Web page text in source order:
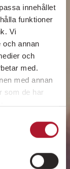
innehållet
funktioner
Vi
och annan
och
med.
med annan
som de har